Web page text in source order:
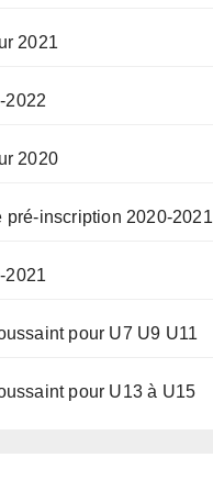
2021
2022
2020
pré-inscription 2020-2021
2021
pour U7 U9 U11
pour U13 à U15